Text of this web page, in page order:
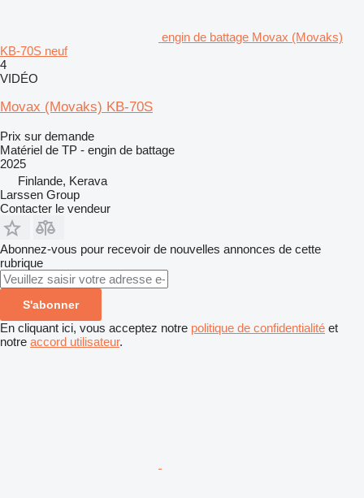
engin de battage Movax (Movaks)
KB-70S neuf
4
VIDÉO
Movax (Movaks) KB-70S
Prix sur demande
Matériel de TP - engin de battage
2025
Finlande, Kerava
Larssen Group
Contacter le vendeur
Abonnez-vous pour recevoir de nouvelles annonces de cette
rubrique
S'abonner
En cliquant ici, vous acceptez notre politique de confidentialité et
notre accord utilisateur.